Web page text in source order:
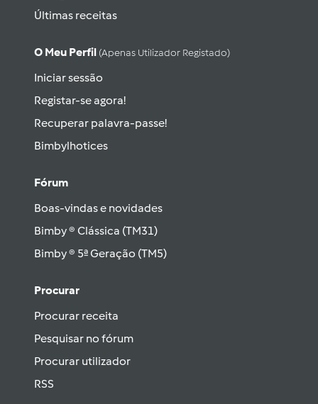
Últimas receitas
O Meu Perfil (apenas Utilizador Registado)
Iniciar sessão
Registar-se agora!
Recuperar palavra-passe!
Bimbylhotices
Fórum
Boas-vindas e novidades
Bimby ® Clássica (TM31)
Bimby ® 5ª Geração (TM5)
Procurar
Procurar receita
Pesquisar no fórum
Procurar utilizador
RSS